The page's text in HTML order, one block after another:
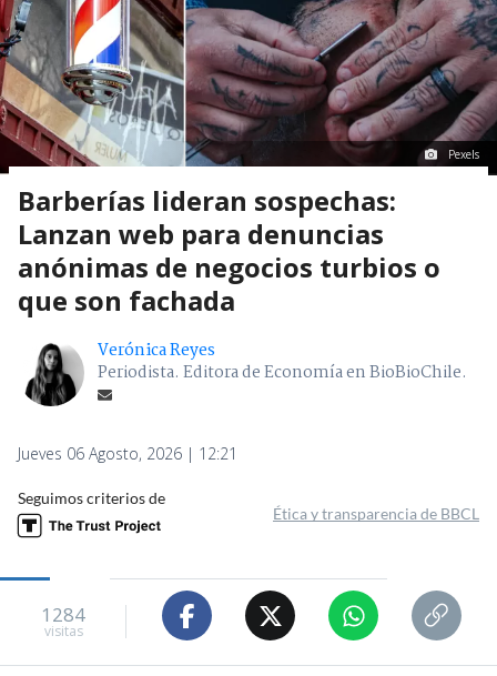
Pexels
Barberías lideran sospechas:
Lanzan web para denuncias
anónimas de negocios turbios o
que son fachada
Verónica Reyes
Periodista. Editora de Economía en BioBioChile.
Jueves 06 Agosto, 2026 | 12:21
Seguimos criterios de
Ética y transparencia de BBCL
1284
visitas